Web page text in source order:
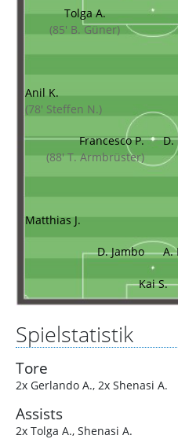
Tolga A.
(85' B. Güner)
Anil K.
(78' Steffen N.)
Francesco P.
(88' T. Armbrüster)
D.
Matthias J.
D. Jambo A.
Kai S.
Spielstatistik
Tore
2x Gerlando A., 2x Shenasi A.
Assists
2x Tolga A., Shenasi A.